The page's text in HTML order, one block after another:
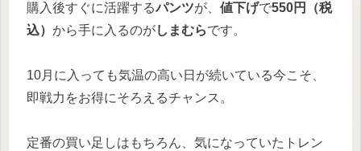
購入後すぐに活躍するパンツが、 値下げで550円（税
込） から手に入るのがしまむらです。
10月に入っても気温の高い日が続いている今こそ、
即戦力をお得にそろえるチャンス。
定番の買い足しはもちろん、気になっていたトレン